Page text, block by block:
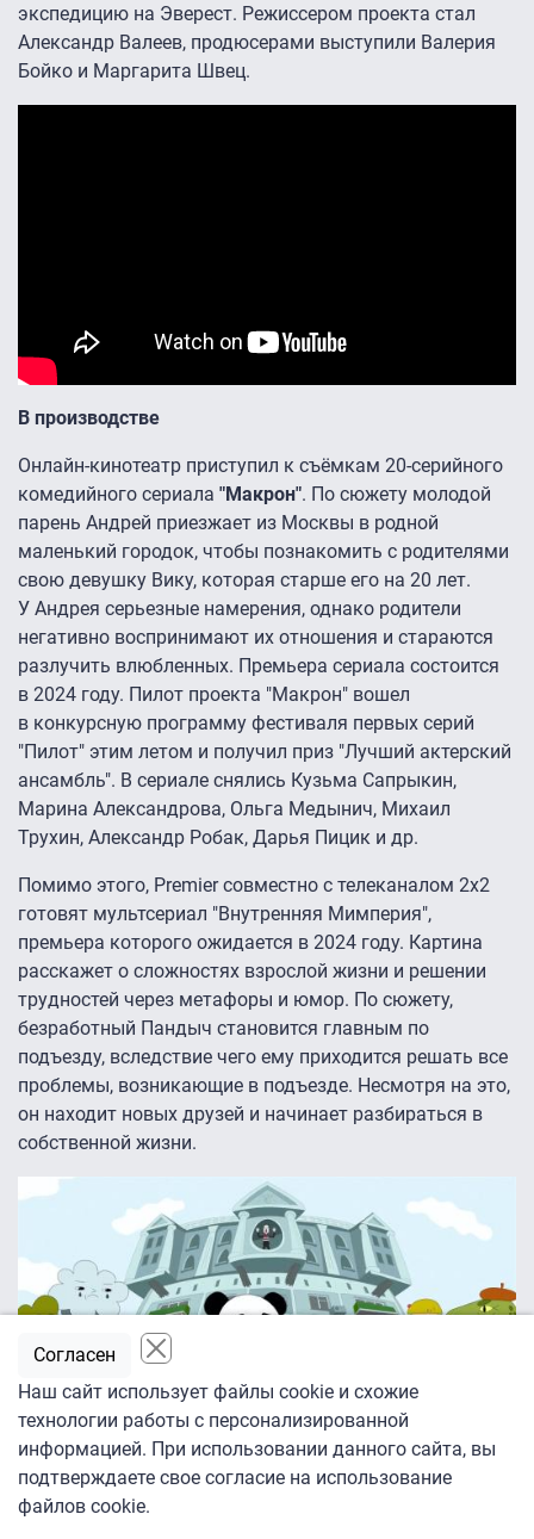
экспедицию на Эверест. Режиссером проекта стал
Александр Валеев, продюсерами выступили Валерия
Бойко и Маргарита Швец.
В производстве
Онлайн-кинотеатр приступил к съёмкам 20-серийного
комедийного сериала "Макрон". По сюжету молодой
парень Андрей приезжает из Москвы в родной
маленький городок, чтобы познакомить с родителями
свою девушку Вику, которая старше его на 20 лет.
У Андрея серьезные намерения, однако родители
негативно воспринимают их отношения и стараются
разлучить влюбленных. Премьера сериала состоится
в 2024 году. Пилот проекта "Макрон" вошел
в конкурсную программу фестиваля первых серий
"Пилот" этим летом и получил приз "Лучший актерский
ансамбль". В сериале снялись Кузьма Сапрыкин,
Марина Александрова, Ольга Медынич, Михаил
Трухин, Александр Робак, Дарья Пицик и др.
Помимо этого, Premier совместно с телеканалом 2x2
готовят мультсериал "Внутренняя Мимперия",
премьера которого ожидается в 2024 году. Картина
расскажет о сложностях взрослой жизни и решении
трудностей через метафоры и юмор. По сюжету,
безработный Пандыч становится главным по
подъезду, вследствие чего ему приходится решать все
проблемы, возникающие в подъезде. Несмотря на это,
он находит новых друзей и начинает разбираться в
собственной жизни.
Okko
Наш сайт использует файлы cookie и схожие
технологии работы с персонализированной
информацией. При использовании данного сайта, вы
подтверждаете свое согласие на использование
файлов cookie.
Согласен